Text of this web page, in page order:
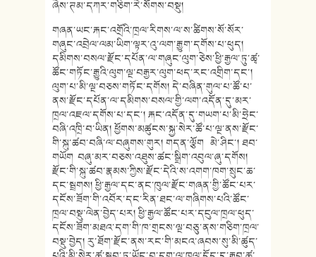
ཞེས་ཊམ་དཀར་གཅིག་རེ་སོགས་བསྡུ།
གཞན་ཡང་རྐང་འགྲོའི་ཁྲལ་རིགས་ལ་ས་ཚིགས་སོ་སོར་
གཞུང་འབྲེལ་ལམ་ཡིག་ལྟར་འུ་ལག་རྒྱུག་དགོས་པ་ཕུད།
དམིགས་བསལ་རྫོང་དཔོན་ལ་གཞུང་ལུག་ཅེས་ཕྱི་རྒྱལ་ཏུ་ཚྭ་
ཚོང་གཏོང་རྒྱུའི་ལུག་ལྔ་བརྒྱར་ལུག་ཕད་རང་འགྲིག་དང་།
ལུག་པ་མི་ལྔ་བཅས་གཏོང་དགོས། དེ་བཞིན་གུལ་པ་ཚོ་པ་
ནས་རྫོང་དཔོན་ལ་དམིགས་བསལ་གྱི་ལག་འདོན་དུ་མར་
ཁྲལ་འཇལ་དགོས་པ་དང་། རྐང་འདོན་དུ་གཡག་པ་མི་ཧྲེང་
བཞི་འཁྲི་བ་ཡིན། ཕྱོགས་མཚུངས་སྐྱ་སེར་ཚོ་པ་ལྔ་ནས་རྫོང་
གི་སྐུ་ཚབ་བཞི་ལ་བཞུགས་གུར། གདན་ལྕོག མེ་ཤིང་། ཐབ་
གཡོག བཞུ་མར་བཅས་འཐུས་ཚང་སྒྲིག་འབུལ་ཞུ་དགོས།
རྫོང་གི་སྐུ་ཚབ་རྣམས་ཀྱིས་རྫོང་དེའི་ས་འགག་ཁག་སྲུང་ཆ་
དང་སྦྲགས། ཕྱི་རྒྱལ་དང་ནང་ཁུལ་རྫོང་གཞན་གྱི་ཚོང་པར་
དངོས་ཟོག་གི་འབོར་དང་རིན་ཐང་ལ་གཞིགས་པའི་ཚོང་
ཁྲལ་བསྡུ་ལེན་བྱེད་པར། ཕྱི་རྒྱལ་ཚོང་པར་དངུལ་ཁྲལ་ཕུད་
དངོས་ཟོག་མཐའ་དག་གི་ཁ་གྲངས་ལྔ་བཅུ་ནས་གཅིག་ཁྲལ་
བསྡུ་བྱེད། རུ་ཐོག་རྫོང་ནས་རང་གི་མངའ་ཞབས་སུ་མི་ཚུད་